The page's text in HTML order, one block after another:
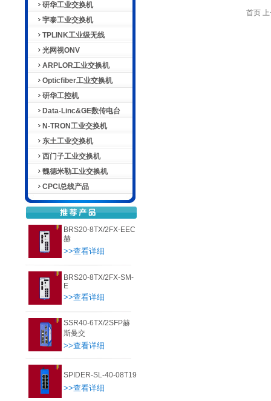
研华工业交换机
宇泰工业交换机
TPLINK工业级无线
光网视ONV
ARPLOR工业交换机
Opticfiber工业交换机
研华工控机
Data-Linc&GE数传电台
N-TRON工业交换机
东土工业交换机
西门子工业交换机
魏德米勒工业交换机
CPCI总线产品
BRS20-8TX/2FX-EEC
赫
>>查看详细
BRS20-8TX/2FX-SM-
E
>>查看详细
SSR40-6TX/2SFP赫
斯曼交
>>查看详细
SPIDER-SL-40-08T19
>>查看详细
首页